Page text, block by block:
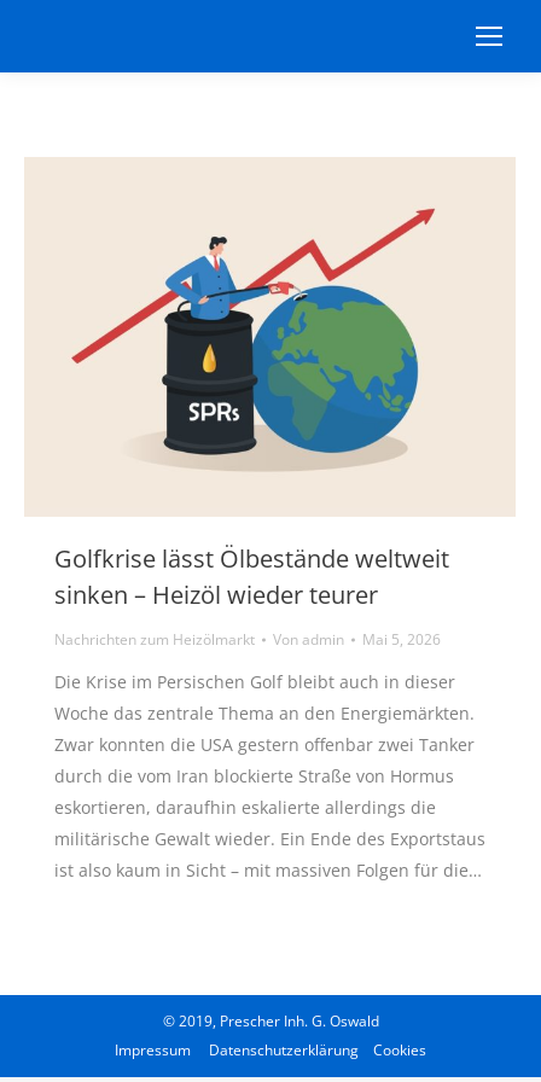
Golfkrise lässt Ölbestände weltweit
sinken – Heizöl wieder teurer
Nachrichten zum Heizölmarkt Vonadmin Mai 5, 2026
Die Krise im Persischen Golf bleibt auch in dieser
Woche das zentrale Thema an den Energiemärkten.
Zwar konnten die USA gestern offenbar zwei Tanker
durch die vom Iran blockierte Straße von Hormus
eskortieren, daraufhin eskalierte allerdings die
militärische Gewalt wieder. Ein Ende des Exportstaus
ist also kaum in Sicht – mit massiven Folgen für die…
© 2019, Prescher Inh. G. Oswald
Impressum
Datenschutzerklärung Cookies